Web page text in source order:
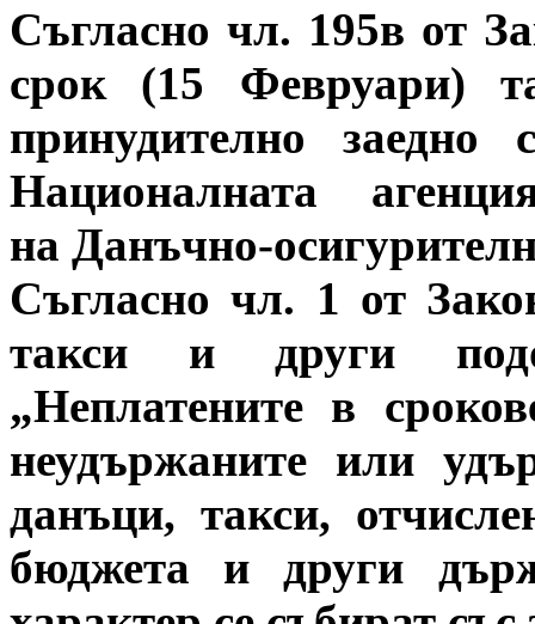
Съгласно чл. 195в от
срок (15 Февруари)
принудително
Националната
на Данъчно-
Съгласно чл. 1 от
такси и други
„Неплатените в
неудържаните или
данъци, такси,
бюджета и други